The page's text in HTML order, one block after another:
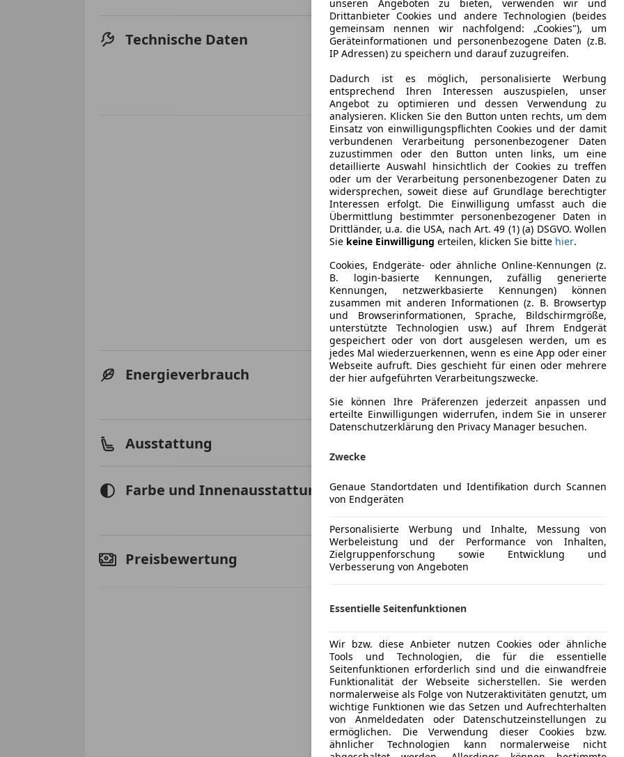
Technische Daten Leistung
145 kW
Getriebe
Leergewicht
2 480 kg
Energieverbrauch Kraftstoff
CO₂-Emissionen
0 g/km
Ausstattung
Sitzheizung
Start/Stop-
Farbe und Innenausstattung Außenfarbe
Schwarz
Preisbewertung Mehr anzeigen
unseren Angeboten zu bieten, verwenden wir und
Drittanbieter Cookies und andere Technologien (beides
gemeinsam nennen wir nachfolgend: „Cookies"), um
Geräteinformationen und personenbezogene Daten (z.B.
IP Adressen) zu speichern und darauf zuzugreifen.
Dadurch ist es möglich, personalisierte Werbung
entsprechend Ihren Interessen auszuspielen, unser
Angebot zu optimieren und dessen Verwendung zu
analysieren. Klicken Sie den Button unten rechts, um dem
Einsatz von einwilligungspflichten Cookies und der damit
verbundenen Verarbeitung personenbezogener Daten
zuzustimmen oder den Button unten links, um eine
detaillierte Auswahl hinsichtlich der Cookies zu treffen
oder um der Verarbeitung personenbezogener Daten zu
widersprechen, soweit diese auf Grundlage berechtigter
Interessen erfolgt. Die Einwilligung umfasst auch die
Übermittlung bestimmter personenbezogener Daten in
Drittländer, u.a. die USA, nach Art. 49 (1) (a) DSGVO. Wollen
Sie keine Einwilligung erteilen, klicken Sie bitte hier.
Cookies, Endgeräte- oder ähnliche Online-Kennungen (z.
B. login-basierte Kennungen, zufällig generierte
Kennungen, netzwerkbasierte Kennungen) können
zusammen mit anderen Informationen (z. B. Browsertyp
und Browserinformationen, Sprache, Bildschirmgröße,
unterstützte Technologien usw.) auf Ihrem Endgerät
gespeichert oder von dort ausgelesen werden, um es
jedes Mal wiederzuerkennen, wenn es eine App oder einer
Webseite aufruft. Dies geschieht für einen oder mehrere
der hier aufgeführten Verarbeitungszwecke.
Sie können Ihre Präferenzen jederzeit anpassen und
erteilte Einwilligungen widerrufen, indem Sie in unserer
Datenschutzerklärung den Privacy Manager besuchen.
Zwecke
Genaue Standortdaten und Identifikation durch Scannen
von Endgeräten
Personalisierte Werbung und Inhalte, Messung von
Werbeleistung und der Performance von Inhalten,
Zielgruppenforschung sowie Entwicklung und
Verbesserung von Angeboten
Essentielle Seitenfunktionen
Wir bzw. diese Anbieter nutzen Cookies oder ähnliche
Tools und Technologien, die für die essentielle
Seitenfunktionen erforderlich sind und die einwandfreie
Funktionalität der Webseite sicherstellen. Sie werden
normalerweise als Folge von Nutzeraktivitäten genutzt, um
wichtige Funktionen wie das Setzen und Aufrechterhalten
von Anmeldedaten oder Datenschutzeinstellungen zu
ermöglichen. Die Verwendung dieser Cookies bzw.
ähnlicher Technologien kann normalerweise nicht